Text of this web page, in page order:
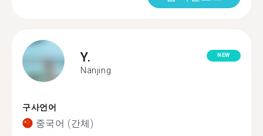
Y.
Nanjing
NEW
구사언어
중국어 (간체)